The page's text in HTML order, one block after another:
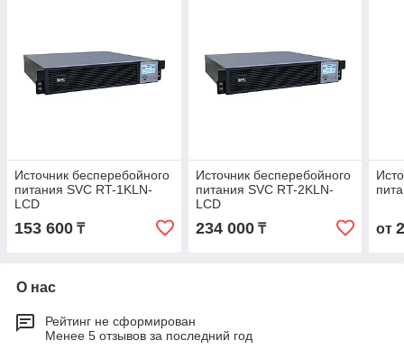
Источник бесперебойного
питания SVC RT-1KLN-
LCD
153 600 ₸
Источник бесперебойного
питания SVC RT-2KLN-
LCD
234 000₸ от
О нас
Рейтинг не сформирован
Менее 5 отзывов за последний год